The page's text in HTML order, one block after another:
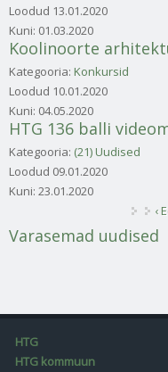
Loodud 13.01.2020
Kuni: 01.03.2020
Koolinoorte
Kategooria: Konkursid
Loodud 10.01.2020
Kuni: 04.05.2020
HTG 136 balli
Kategooria: (21) Uudised
Loodud 09.01.2020
Kuni: 23.01.2020
‹
Varasemad uudised
HTG
HTG kommuun